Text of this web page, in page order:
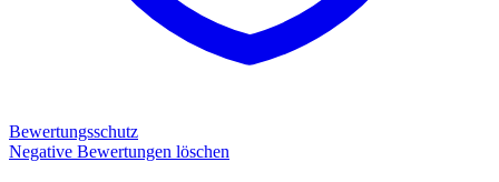
Bewertungsschutz
Negative Bewertungen löschen